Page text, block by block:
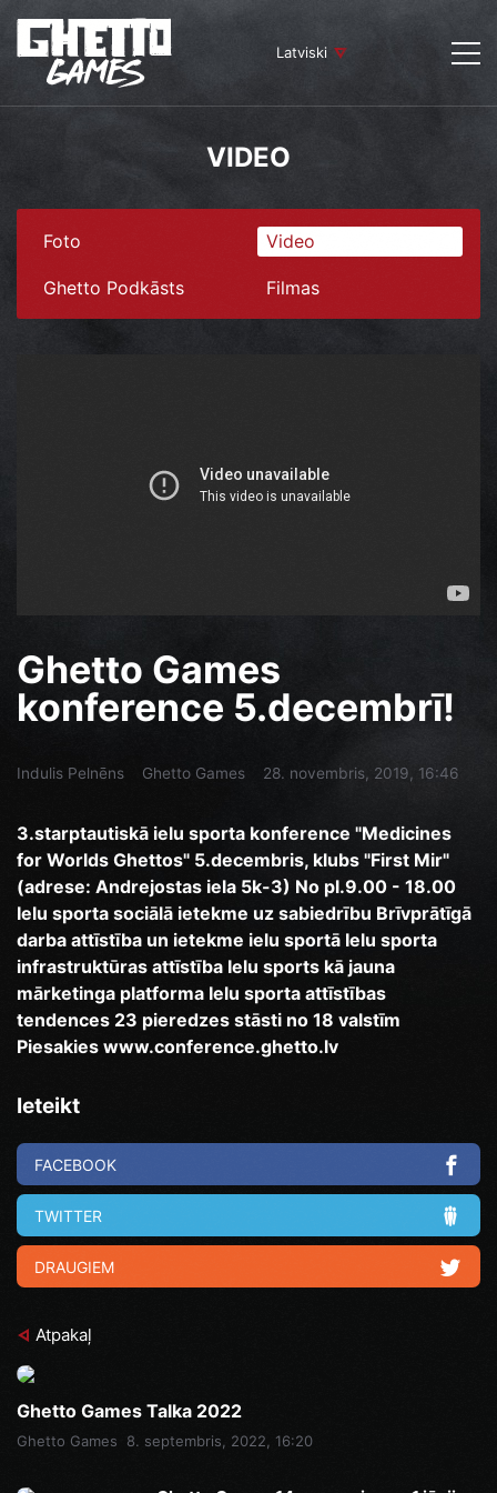
Latviski
VIDEO
Foto Video
Ghetto Podkāsts Filmas
Ghetto Games
konference 5.decembrī!
Indulis Pelnēns Ghetto Games 28. novembris, 2019, 16:46
3.starptautiskā ielu sporta konference "Medicines
for Worlds Ghettos" 5.decembris, klubs "First Mir"
(adrese: Andrejostas iela 5k-3) No pl.9.00 - 18.00
Ielu sporta sociālā ietekme uz sabiedrību Brīvprātīgā
darba attīstība un ietekme ielu sportā Ielu sporta
infrastruktūras attīstība Ielu sports kā jauna
mārketinga platforma Ielu sporta attīstības
tendences 23 pieredzes stāsti no 18 valstīm
Piesakies www.conference.ghetto.lv
Ieteikt
FACEBOOK
TWITTER
DRAUGIEM
Atpakaļ
Ghetto Games Talka 2022
Ghetto Games 8. septembris, 2022, 16:20